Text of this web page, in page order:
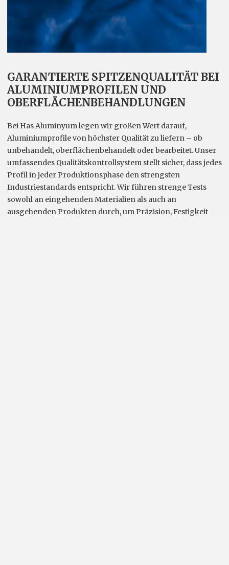
GARANTIERTE SPITZENQUALITÄT BEI
ALUMINIUMPROFILEN UND
OBERFLÄCHENBEHANDLUNGEN
Bei Has Aluminyum legen wir großen Wert darauf,
Aluminiumprofile von höchster Qualität zu liefern – ob
unbehandelt, oberflächenbehandelt oder bearbeitet. Unser
umfassendes Qualitätskontrollsystem stellt sicher, dass jedes
Profil in jeder Produktionsphase den strengsten
Industriestandards entspricht. Wir führen strenge Tests
sowohl an eingehenden Materialien als auch an
ausgehenden Produkten durch, um Präzision, Festigkeit